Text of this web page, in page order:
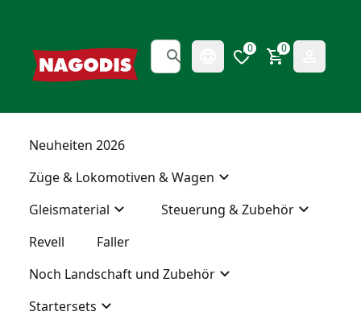
0 0
Neuheiten 2026
Züge & Lokomotiven & Wagen
Gleismaterial
Steuerung & Zubehör
Revell
Faller
Noch Landschaft und Zubehör
Startersets